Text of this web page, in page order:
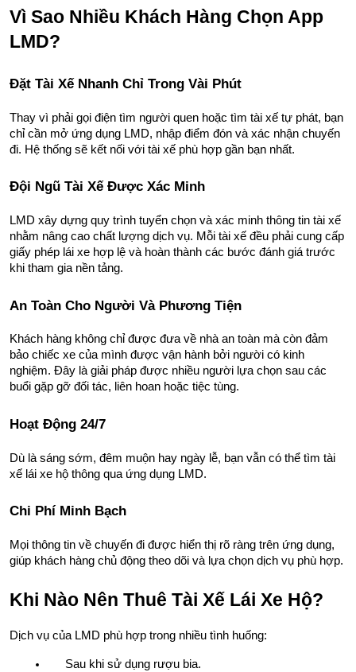
Vì Sao Nhiều Khách Hàng Chọn App
LMD?
Đặt Tài Xế Nhanh Chỉ Trong Vài Phút
Thay vì phải gọi điện tìm người quen hoặc tìm tài xế tự phát, bạn
chỉ cần mở ứng dụng LMD, nhập điểm đón và xác nhận chuyến
đi. Hệ thống sẽ kết nối với tài xế phù hợp gần bạn nhất.
Đội Ngũ Tài Xế Được Xác Minh
LMD xây dựng quy trình tuyển chọn và xác minh thông tin tài xế
nhằm nâng cao chất lượng dịch vụ. Mỗi tài xế đều phải cung cấp
giấy phép lái xe hợp lệ và hoàn thành các bước đánh giá trước
khi tham gia nền tảng.
An Toàn Cho Người Và Phương Tiện
Khách hàng không chỉ được đưa về nhà an toàn mà còn đảm
bảo chiếc xe của mình được vận hành bởi người có kinh
nghiệm. Đây là giải pháp được nhiều người lựa chọn sau các
buổi gặp gỡ đối tác, liên hoan hoặc tiệc tùng.
Hoạt Động 24/7
Dù là sáng sớm, đêm muộn hay ngày lễ, bạn vẫn có thể tìm tài
xế lái xe hộ thông qua ứng dụng LMD.
Chi Phí Minh Bạch
Mọi thông tin về chuyến đi được hiển thị rõ ràng trên ứng dụng,
giúp khách hàng chủ động theo dõi và lựa chọn dịch vụ phù hợp.
Khi Nào Nên Thuê Tài Xế Lái Xe Hộ?
Dịch vụ của LMD phù hợp trong nhiều tình huống:
Sau khi sử dụng rượu bia.